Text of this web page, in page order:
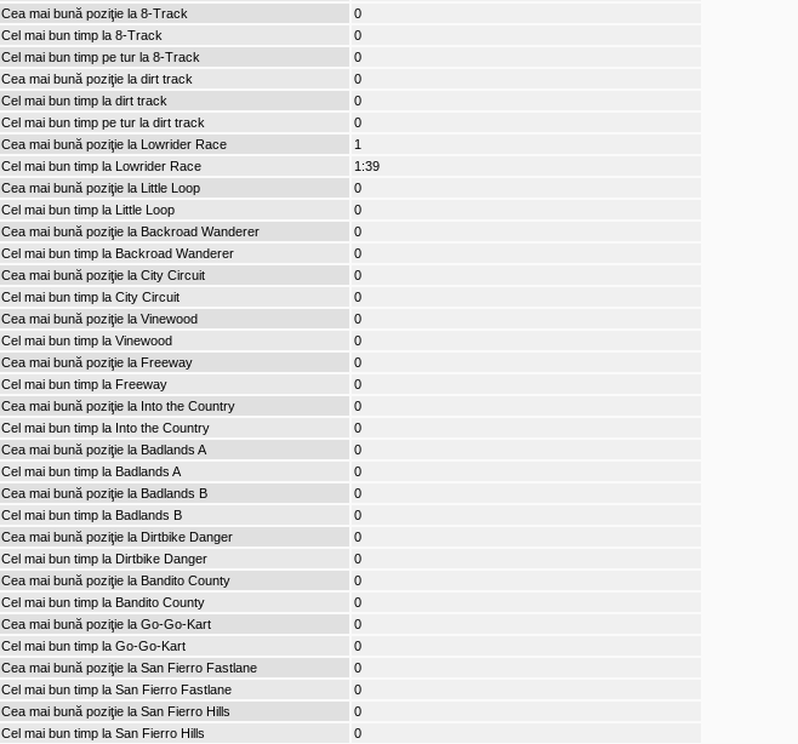
Cea mai bună poziţie la 8-Track
0
Cel mai bun timp la 8-Track
0
Cel mai bun timp pe tur la 8-Track
0
Cea mai bună poziţie la dirt track
0
Cel mai bun timp la dirt track
0
Cel mai bun timp pe tur la dirt track
0
Cea mai bună poziţie la Lowrider Race
1
Cel mai bun timp la Lowrider Race
1:39
Cea mai bună poziţie la Little Loop
0
Cel mai bun timp la Little Loop
0
Cea mai bună poziţie la Backroad Wanderer
0
Cel mai bun timp la Backroad Wanderer
0
Cea mai bună poziţie la City Circuit
0
Cel mai bun timp la City Circuit
0
Cea mai bună poziţie la Vinewood
0
Cel mai bun timp la Vinewood
0
Cea mai bună poziţie la Freeway
0
Cel mai bun timp la Freeway
0
Cea mai bună poziţie la Into the Country
0
Cel mai bun timp la Into the Country
0
Cea mai bună poziţie la Badlands A
0
Cel mai bun timp la Badlands A
0
Cea mai bună poziţie la Badlands B
0
Cel mai bun timp la Badlands B
0
Cea mai bună poziţie la Dirtbike Danger
0
Cel mai bun timp la Dirtbike Danger
0
Cea mai bună poziţie la Bandito County
0
Cel mai bun timp la Bandito County
0
Cea mai bună poziţie la Go-Go-Kart
0
Cel mai bun timp la Go-Go-Kart
0
Cea mai bună poziţie la San Fierro Fastlane
0
Cel mai bun timp la San Fierro Fastlane
0
Cea mai bună poziţie la San Fierro Hills
0
Cel mai bun timp la San Fierro Hills
0